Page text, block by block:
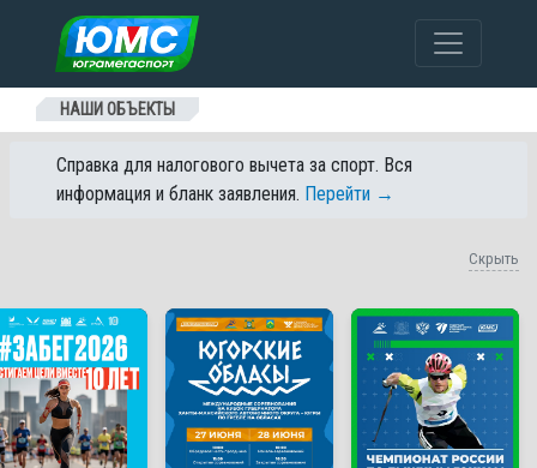
Перейти к содержанию
НАШИ ОБЪЕКТЫ
Справка для налогового вычета за спорт. Вся
информация и бланк заявления. Перейти →
Скрыть